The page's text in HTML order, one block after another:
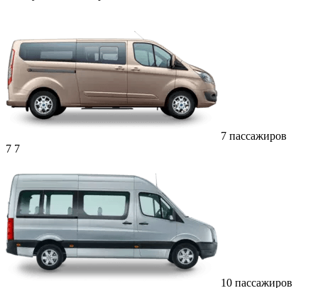
7 пассажиров
7 7
10 пассажиров